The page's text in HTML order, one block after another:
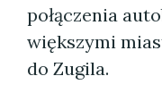
połączenia
większymi
do Zugila.